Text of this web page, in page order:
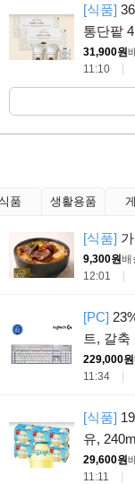
[식품]
통단팥
31,900원
11:10
품 생활용품
[식품]
9,300원배
12:01
[PC]
트, 갈축
229,000원
11:34
[식품]
유,
29,600원
11:11